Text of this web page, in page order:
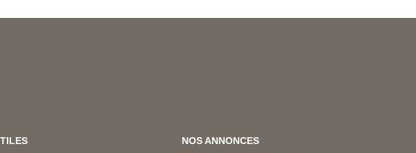
NOS ANNONCES